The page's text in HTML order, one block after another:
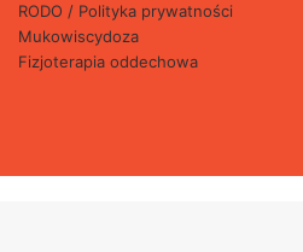
RODO / Polityka prywatności
Mukowiscydoza
Fizjoterapia oddechowa